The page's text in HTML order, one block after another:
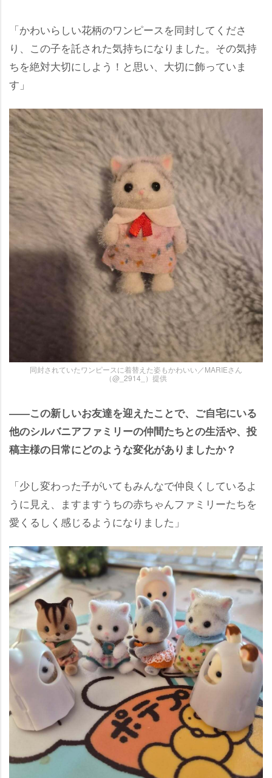
「かわいらしい花柄のワンピースを同封してくださ
り、この子を託された気持ちになりました。その気持
ちを絶対大切にしよう！と思い、大切に飾っていま
す」
同封されていたワンピースに着替えた姿もかわいい／MARIEさん
（@_2914_）提供
――この新しいお友達を迎えたことで、ご自宅にいる
他のシルバニアファミリーの仲間たちとの生活や、投
稿主様の日常にどのような変化がありましたか？
「少し変わった子がいてもみんなで仲良くしているよ
うに見え、ますますうちの赤ちゃんファミリーたちを
愛くるしく感じるようになりました」